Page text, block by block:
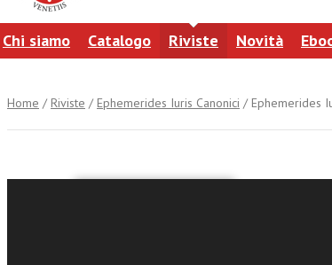
Chi siamo Catalogo Riviste Novità
Home / Riviste / Ephemerides Iuris Canonici / Ephemerides